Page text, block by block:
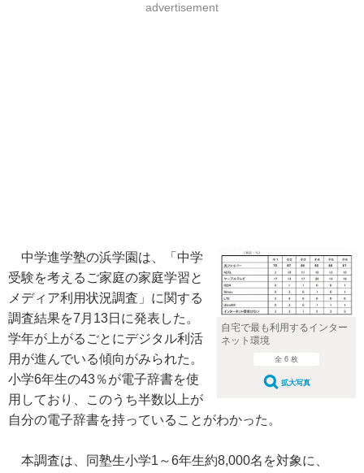
advertisement
自宅で最も利用するインター
ネット環境
全 6 枚
拡大写真
中学進学塾の浜学園は、「中学
受験を考えるご家庭の家庭学習と
メディア利用状況調査」に関する
調査結果を7月13日に発表した。
学年が上がるごとにデジタル利活
用が進んでいる傾向がみられた。
小学6年生の43％が電子辞書を使
用しており、このうち半数以上が
自分の電子辞書を持っていることがわかった。
本調査は、同塾生小学1～6年生約8,000名を対象に、